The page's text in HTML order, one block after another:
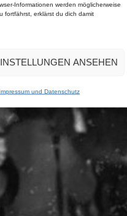
Informationen werden möglicherweise
fortfährst, erklärst du dich damit
ANSEHEN
und Datenschutz